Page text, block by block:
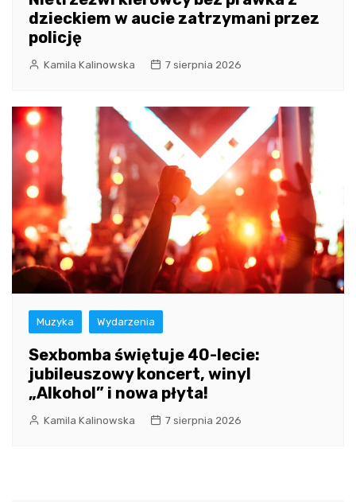
dzieckiem w aucie zatrzymani przez
policję
Kamila Kalinowska 7 sierpnia 2026
Muzyka Wydarzenia
Sexbomba świętuje 40-lecie:
jubileuszowy koncert, winyl
„Alkohol” i nowa płyta!
Kamila Kalinowska 7 sierpnia 2026